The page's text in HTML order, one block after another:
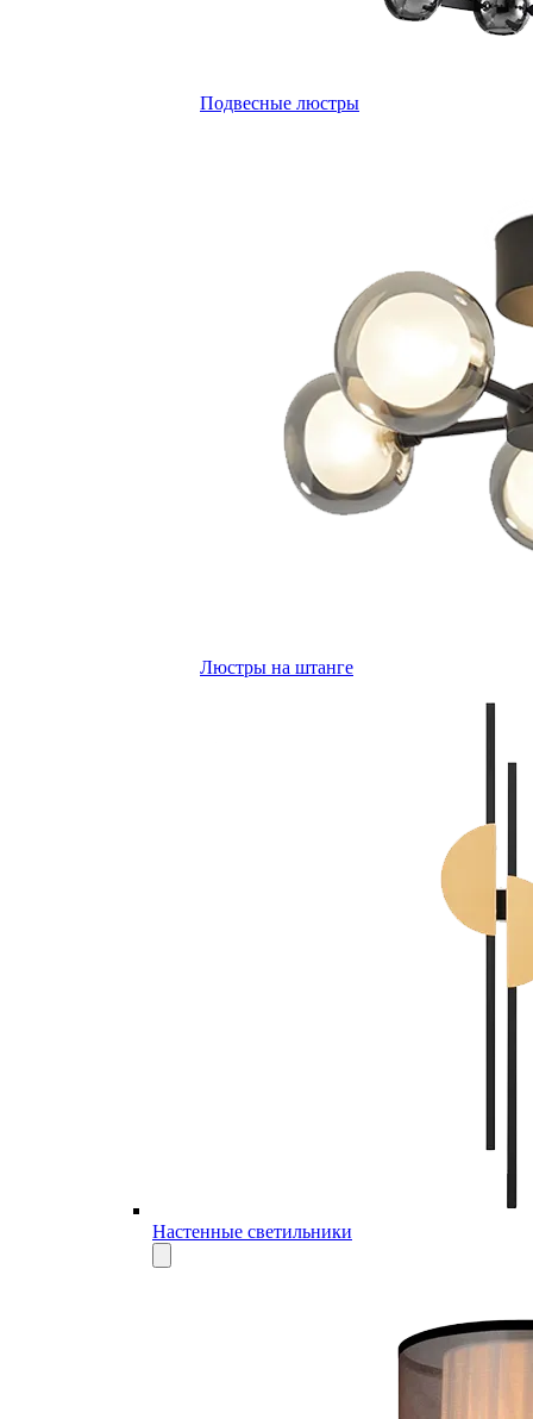
Подвесные люстры
Люстры на штанге
Настенные светильники